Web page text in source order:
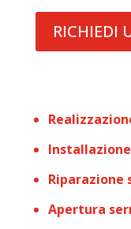
RICHIEDI
Riparazione
Apertura